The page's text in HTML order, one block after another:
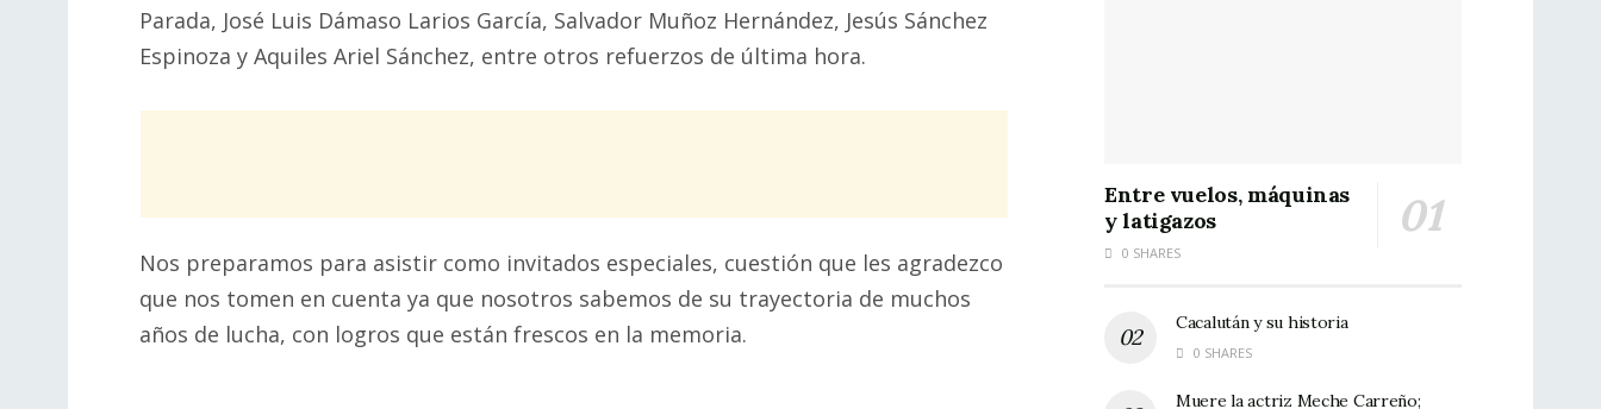
Parada, José Luis Dámaso Larios García, Salvador Muñoz Hernández, Jesús Sánchez
Espinoza y Aquiles Ariel Sánchez, entre otros refuerzos de última hora.
Nos preparamos para asistir como invitados especiales, cuestión que les agradezco
que nos tomen en cuenta ya que nosotros sabemos de su trayectoria de muchos
años de lucha, con logros que están frescos en la memoria.
Entre vuelos, máquinas
y latigazos
0 SHARES
Cacalután y su historia
0 SHARES
Muere la actriz Meche Carreño;